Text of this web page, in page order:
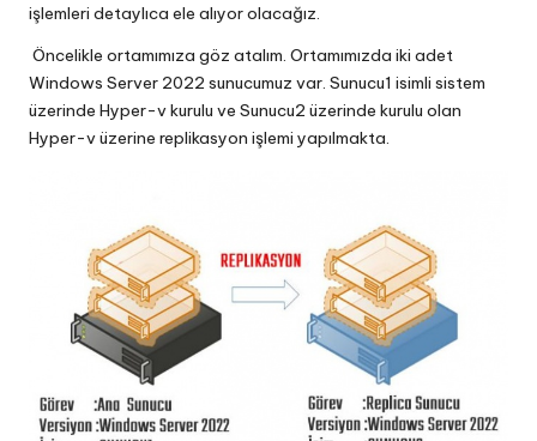
işlemleri detaylıca ele alıyor olacağız.
Öncelikle ortamımıza göz atalım. Ortamımızda iki adet
Windows Server 2022 sunucumuz var. Sunucu1 isimli sistem
üzerinde Hyper-v kurulu ve Sunucu2 üzerinde kurulu olan
Hyper-v üzerine replikasyon işlemi yapılmakta.